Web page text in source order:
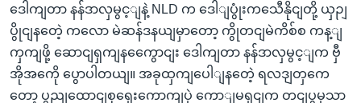
ဒေါကျတာ နန်ဒာလှမွင့ျနဲ့ NLD က ဒေါျပွုံးကသေီနိုငျတို့ ယှဉျ
ပွိုငျနတေဲ့ ကလော မဲဆန်ဒနယျမှာတော့ ကွိုတငျမဲကိစ်စ ကန့ျ
ကှကျဖို့ ဆောငျရှကျနကွေောငျး ဒေါကျတာ နန်ဒာလှမွင့ျက ဗှီ
အိုအကေို ပွောပါတယျ။ အခုထှကျပေါျနတေဲ့ ရလဒျတှကေ
တော့ ပွညျထောငျစုရှေးကောကျပှဲ ကောျမရှငျက တငျပွမှသာ